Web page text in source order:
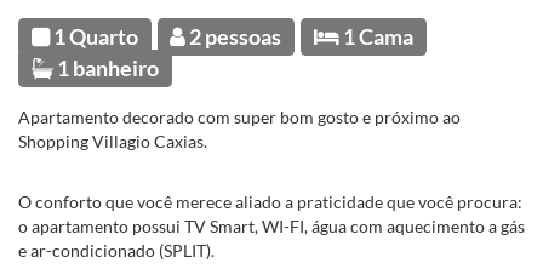
1 Quarto 2 pessoas
1 Cama
1 banheiro
Apartamento decorado com super bom gosto e próximo ao
Shopping Villagio Caxias.
O conforto que você merece aliado a praticidade que você procura:
o apartamento possui TV Smart, WI-FI, água com aquecimento a gás
e ar-condicionado (SPLIT).